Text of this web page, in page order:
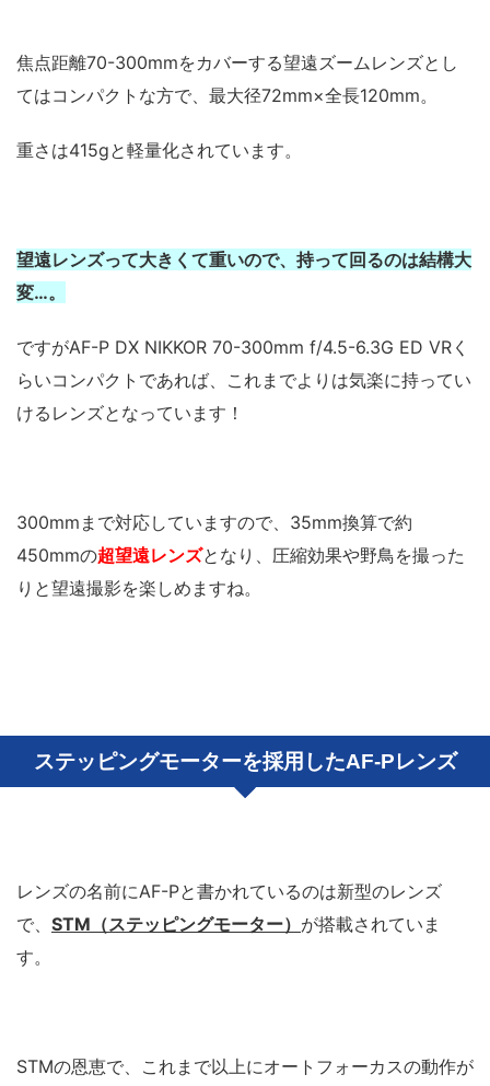
焦点距離70-300mmをカバーする望遠ズームレンズとし
てはコンパクトな方で、最大径72mm×全長120mm。
重さは415gと軽量化されています。
望遠レンズって大きくて重いので、持って回るのは結構大
変…。
ですがAF-P DX NIKKOR 70-300mm f/4.5-6.3G ED VRく
らいコンパクトであれば、これまでよりは気楽に持ってい
けるレンズとなっています！
300mmまで対応していますので、35mm換算で約
450mmの超望遠レンズとなり、圧縮効果や野鳥を撮った
りと望遠撮影を楽しめますね。
ステッピングモーターを採用したAF-Pレンズ
レンズの名前にAF-Pと書かれているのは新型のレンズ
で、 STM（ステッピングモーター） が搭載されていま
す。
STMの恩恵で、これまで以上にオートフォーカスの動作が